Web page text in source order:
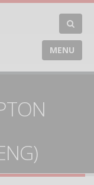
MENU